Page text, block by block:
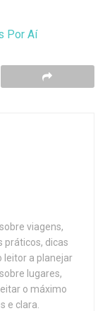
Por Aí
viagens,
práticos, dicas
leitor a planejar
lugares,
o máximo
e clara.